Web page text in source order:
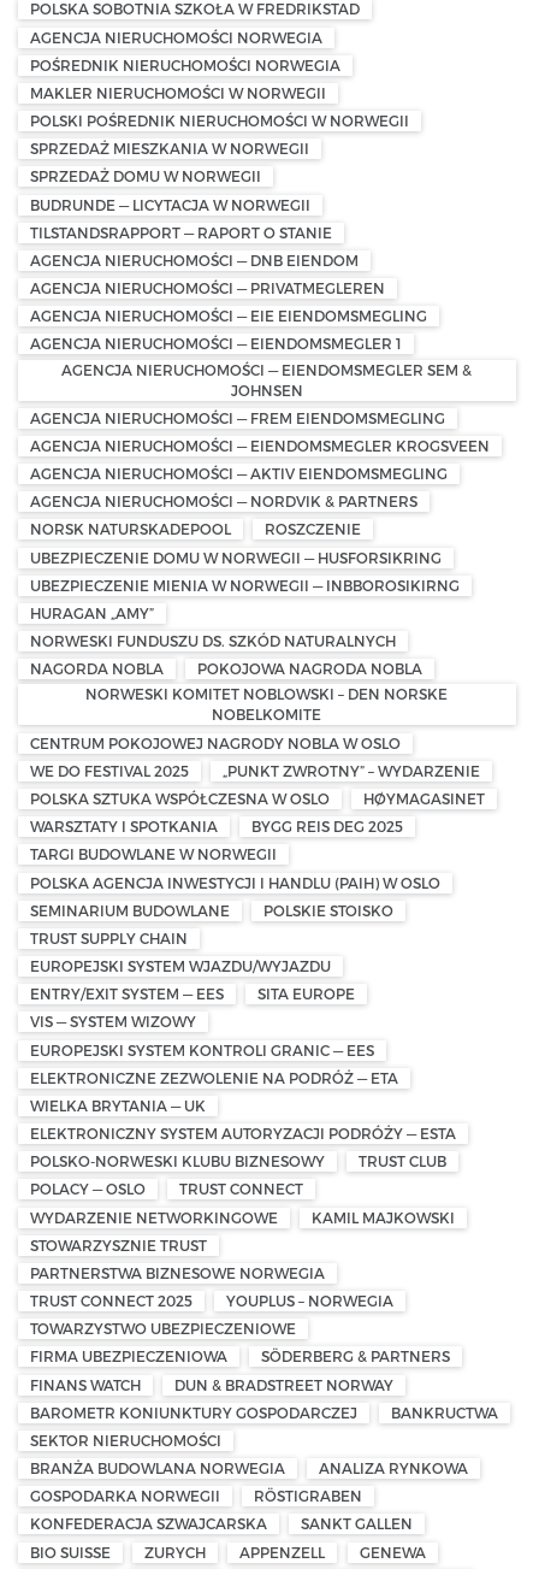
POLSKA SOBOTNIA SZKOŁA W FREDRIKSTAD
AGENCJA NIERUCHOMOŚCI NORWEGIA
POŚREDNIK NIERUCHOMOŚCI NORWEGIA
MAKLER NIERUCHOMOŚCI W NORWEGII
POLSKI POŚREDNIK NIERUCHOMOŚCI W NORWEGII
SPRZEDAŻ MIESZKANIA W NORWEGII
SPRZEDAŻ DOMU W NORWEGII
BUDRUNDE — LICYTACJA W NORWEGII
TILSTANDSRAPPORT — RAPORT O STANIE
AGENCJA NIERUCHOMOŚCI — DNB EIENDOM
AGENCJA NIERUCHOMOŚCI — PRIVATMEGLEREN
AGENCJA NIERUCHOMOŚCI — EIE EIENDOMSMEGLING
AGENCJA NIERUCHOMOŚCI — EIENDOMSMEGLER 1
AGENCJA NIERUCHOMOŚCI — EIENDOMSMEGLER SEM &
JOHNSEN
AGENCJA NIERUCHOMOŚCI — FREM EIENDOMSMEGLING
AGENCJA NIERUCHOMOŚCI — EIENDOMSMEGLER KROGSVEEN
AGENCJA NIERUCHOMOŚCI — AKTIV EIENDOMSMEGLING
AGENCJA NIERUCHOMOŚCI — NORDVIK & PARTNERS
NORSK NATURSKADEPOOL
ROSZCZENIE
UBEZPIECZENIE DOMU W NORWEGII — HUSFORSIKRING
UBEZPIECZENIE MIENIA W NORWEGII — INBBOROSIKIRNG
HURAGAN „AMY”
NORWESKI FUNDUSZU DS. SZKÓD NATURALNYCH
NAGORDA NOBLA
POKOJOWA NAGRODA NOBLA
NORWESKI KOMITET NOBLOWSKI – DEN NORSKE
NOBELKOMITE
CENTRUM POKOJOWEJ NAGRODY NOBLA W OSLO
WE DO FESTIVAL 2025
„PUNKT ZWROTNY” – WYDARZENIE
POLSKA SZTUKA WSPÓŁCZESNA W OSLO
HØYMAGASINET
WARSZTATY I SPOTKANIA
BYGG REIS DEG 2025
TARGI BUDOWLANE W NORWEGII
POLSKA AGENCJA INWESTYCJI I HANDLU (PAIH) W OSLO
SEMINARIUM BUDOWLANE
POLSKIE STOISKO
TRUST SUPPLY CHAIN
EUROPEJSKI SYSTEM WJAZDU/WYJAZDU
ENTRY/EXIT SYSTEM — EES
SITA EUROPE
VIS — SYSTEM WIZOWY
EUROPEJSKI SYSTEM KONTROLI GRANIC — EES
ELEKTRONICZNE ZEZWOLENIE NA PODRÓŻ — ETA
WIELKA BRYTANIA — UK
ELEKTRONICZNY SYSTEM AUTORYZACJI PODRÓŻY — ESTA
POLSKO-NORWESKI KLUBU BIZNESOWY
TRUST CLUB
POLACY — OSLO
TRUST CONNECT
WYDARZENIE NETWORKINGOWE
KAMIL MAJKOWSKI
STOWARZYSZNIE TRUST
PARTNERSTWA BIZNESOWE NORWEGIA
TRUST CONNECT 2025
YOUPLUS – NORWEGIA
TOWARZYSTWO UBEZPIECZENIOWE
FIRMA UBEZPIECZENIOWA
SÖDERBERG & PARTNERS
FINANS WATCH
DUN & BRADSTREET NORWAY
BAROMETR KONIUNKTURY GOSPODARCZEJ
BANKRUCTWA
SEKTOR NIERUCHOMOŚCI
BRANŻA BUDOWLANA NORWEGIA
ANALIZA RYNKOWA
GOSPODARKA NORWEGII
RÖSTIGRABEN
KONFEDERACJA SZWAJCARSKA
SANKT GALLEN
BIO SUISSE
ZURYCH APPENZELL
GENEWA